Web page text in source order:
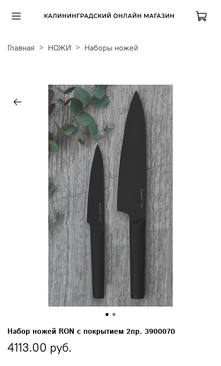
Главная НОЖИ Наборы ножей
Набор ножей RON с покрытием 2пр. 3900070
4113.00 руб.